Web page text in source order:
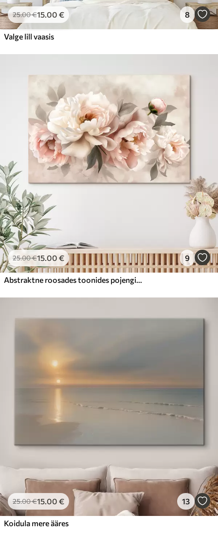
25.00€15.00 € 8
Valge lill vaasis
25.00€15.00 € 9
Abstraktne roosades toonides pojengide kimp
25.00€15.00 € 13
Koidula mere ääres